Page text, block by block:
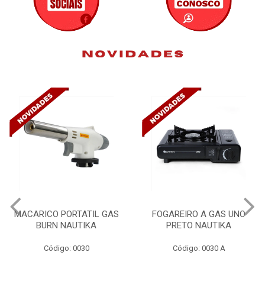
FOGAREIRO A GAS UNO
PRETO NAUTIKA
Código: 0030 A
CANALETA 20X10X2M
C/DIVISORIA C/DUPLA FACE
Código: 4990